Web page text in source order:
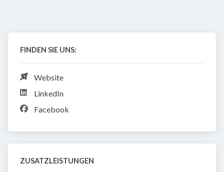
FINDEN SIE UNS:
Website
LinkedIn
Facebook
ZUSATZLEISTUNGEN